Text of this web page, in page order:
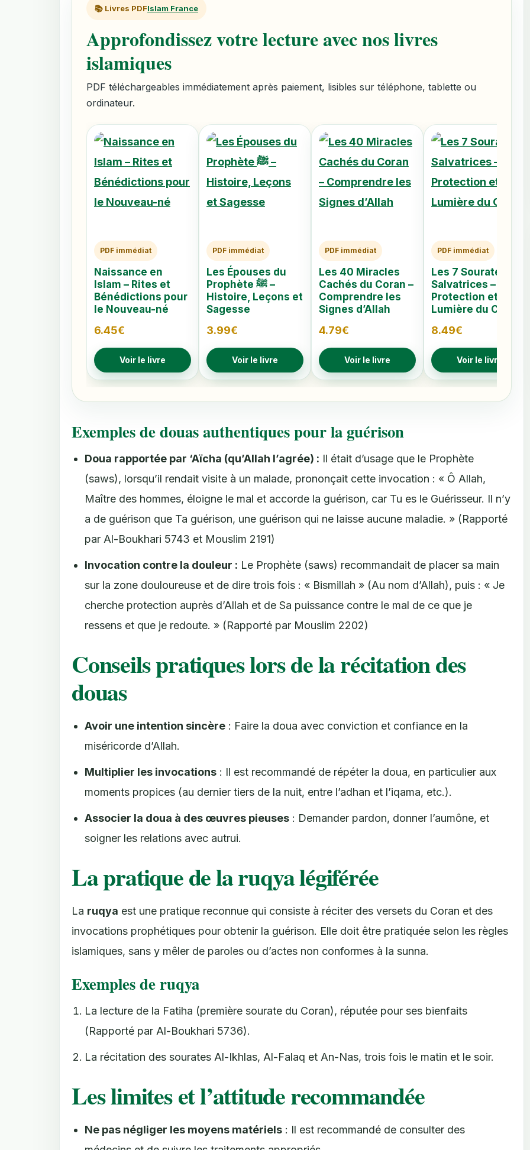
📚 Livres PDFIslam France
Approfondissez votre lecture avec nos livres
islamiques
PDF téléchargeables immédiatement après paiement, lisibles sur téléphone, tablette ou
ordinateur.
PDF immédiat
Naissance en
Islam – Rites et
Bénédictions pour
le Nouveau-né
6.45€
Voir le livre
PDF immédiat
Les Épouses du
Prophète ﷺ –
Histoire, Leçons et
Sagesse
3.99€
Voir le livre
PDF immédiat
Les 40 Miracles
Cachés du Coran –
Comprendre les
Signes d’Allah
4.79€
Voir le livre
PDF immédiat
Les 7 Sourates
Salvatrices –
Protection et
Lumière du Coran
8.49€
Voir le livre
Exemples de douas authentiques pour la guérison
Doua rapportée par ‘Aïcha (qu’Allah l’agrée) : Il était d’usage que le Prophète
(saws), lorsqu’il rendait visite à un malade, prononçait cette invocation : « Ô Allah,
Maître des hommes, éloigne le mal et accorde la guérison, car Tu es le Guérisseur. Il n’y
a de guérison que Ta guérison, une guérison qui ne laisse aucune maladie. » (Rapporté
par Al-Boukhari 5743 et Mouslim 2191)
Invocation contre la douleur : Le Prophète (saws) recommandait de placer sa main
sur la zone douloureuse et de dire trois fois : « Bismillah » (Au nom d’Allah), puis : « Je
cherche protection auprès d’Allah et de Sa puissance contre le mal de ce que je
ressens et que je redoute. » (Rapporté par Mouslim 2202)
Conseils pratiques lors de la récitation des
douas
Avoir une intention sincère : Faire la doua avec conviction et confiance en la
miséricorde d’Allah.
Multiplier les invocations : Il est recommandé de répéter la doua, en particulier aux
moments propices (au dernier tiers de la nuit, entre l’adhan et l’iqama, etc.).
Associer la doua à des œuvres pieuses : Demander pardon, donner l’aumône, et
soigner les relations avec autrui.
La pratique de la ruqya légiférée
La ruqya est une pratique reconnue qui consiste à réciter des versets du Coran et des
invocations prophétiques pour obtenir la guérison. Elle doit être pratiquée selon les règles
islamiques, sans y mêler de paroles ou d’actes non conformes à la sunna.
Exemples de ruqya
La lecture de la Fatiha (première sourate du Coran), réputée pour ses bienfaits
(Rapporté par Al-Boukhari 5736).
La récitation des sourates Al-Ikhlas, Al-Falaq et An-Nas, trois fois le matin et le soir.
Les limites et l’attitude recommandée
Ne pas négliger les moyens matériels : Il est recommandé de consulter des